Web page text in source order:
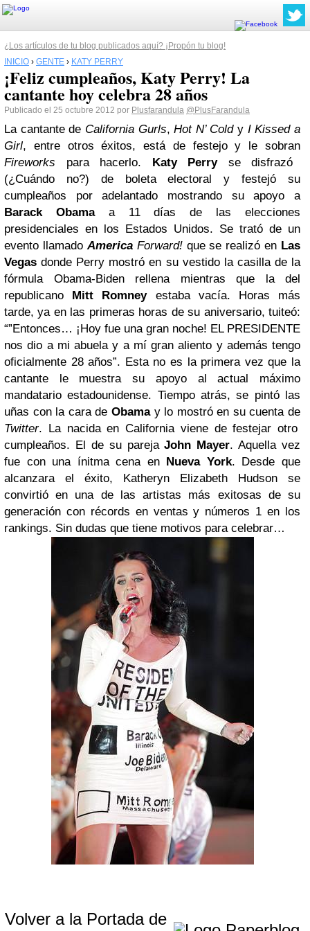
¿Los artículos de tu blog publicados aquí? ¡Propón tu blog!
INICIO › GENTE › KATY PERRY
¡Feliz cumpleaños, Katy Perry! La
cantante hoy celebra 28 años
Publicado el 25 octubre 2012 por Plusfarandula @PlusFarandula
La cantante de California Gurls,Hot N’ Coldy I Kissed a
Girl, entre otros éxitos, está de festejo y le sobran
Fireworks para hacerlo. Katy Perryse disfrazó
(¿Cuándo no?) de boleta electoral y festejó su
cumpleaños por adelantado mostrando su apoyo a
Barack Obamaa 11 días de las elecciones
presidenciales en los Estados Unidos. Se trató de un
evento llamado AmericaForward!que se realizó en Las
Vegas donde Perry mostró en su vestido la casilla de la
fórmula Obama-Biden rellena mientras que la del
republicano Mitt Romneyestaba vacía.
Horas más
tarde, ya en las primeras horas de su aniversario, tuiteó:
“”Entonces… ¡Hoy fue una gran noche! EL PRESIDENTE
nos dio a mi abuela y a mí gran aliento y además tengo
oficialmente 28 años”. Esta no es la primera vez que la
cantante le muestra su apoyo al actual máximo
mandatario estadounidense. Tiempo atrás, se pintó las
uñas con la cara de Obamay lo mostró en su cuenta de
Twitter. La nacida en California viene de festejar otro
cumpleaños. El de su parejaJohn Mayer. Aquella vez
fue con una ínitma cena en Nueva York. Desde que
alcanzara el éxito, Katheryn Elizabeth Hudson se
convirtió en una de las artistas más exitosas de su
generación con récords en ventas y números 1 en los
rankings. Sin dudas que tiene motivos para celebrar…
Volver a la Portada de